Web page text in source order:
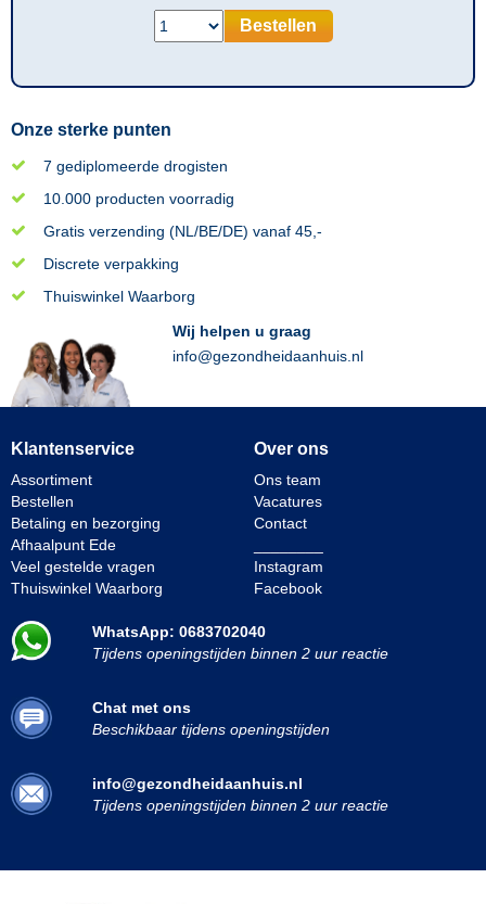
Bestellen
Onze sterke punten
7 gediplomeerde drogisten
10.000 producten voorradig
Gratis verzending (NL/BE/DE) vanaf 45,-
Discrete verpakking
Thuiswinkel Waarborg
Wij helpen u graag
info@gezondheidaanhuis.nl
Klantenservice
Assortiment
Bestellen
Betaling en bezorging
Afhaalpunt Ede
Veel gestelde vragen
Thuiswinkel Waarborg
Over ons
Ons team
Vacatures
Contact
Instagram
Facebook
WhatsApp: 0683702040
Tijdens openingstijden binnen 2 uur reactie
Chat met ons
Beschikbaar tijdens openingstijden
info@gezondheidaanhuis.nl
Tijdens openingstijden binnen 2 uur reactie